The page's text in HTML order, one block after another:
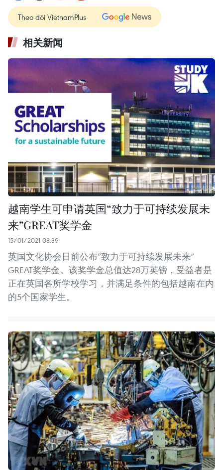
Theo dõi VietnamPlus
相关新闻
越南学生可申请英国“致力于可持续发展未
来”GREAT奖学金
15/01/2021 08:39
英国文化协会日前公布“致力于可持续发展未来”
GREAT奖学金。该奖学金总值达28万英镑，受益者是
正在英国各所学校学习，并满足条件的包括越南在内
的5个国家学生。